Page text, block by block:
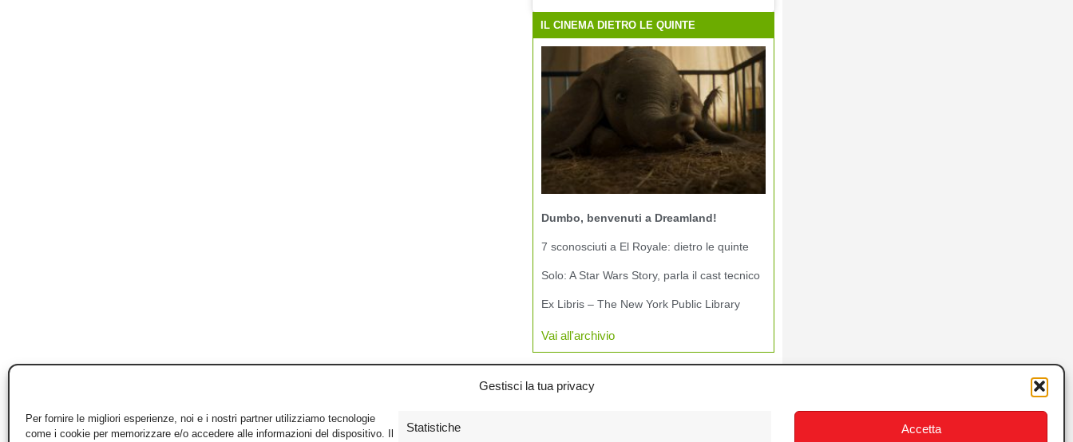
Gestisci la tua privacy
Per fornire le migliori esperienze, noi e i nostri partner utilizziamo tecnologie
come i cookie per memorizzare e/o accedere alle informazioni del dispositivo. Il
Statistiche Accetta
IL CINEMA DIETRO LE QUINTE
Dumbo, benvenuti a Dreamland!
7 sconosciuti a El Royale: dietro le quinte
Solo: A Star Wars Story, parla il cast tecnico
Ex Libris – The New York Public Library
Vai all'archivio